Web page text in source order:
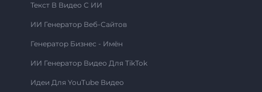
Текст В Видео С ИИ
ИИ Генератор Веб-Сайтов
Генератор Бизнес - Имён
ИИ Генератор Видео Для TikTok
Идеи Для YouTube Видео